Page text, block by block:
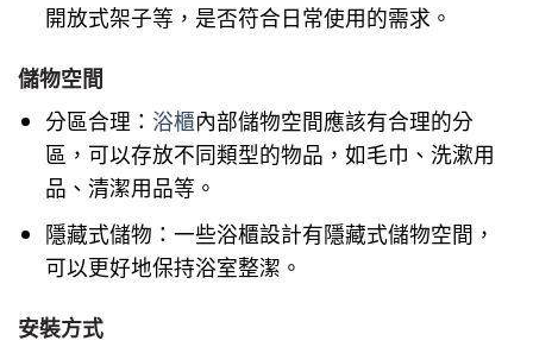
開放式架子等，是否符合日常使用的需求。
儲物空間
分區合理： 浴櫃內部儲物空間應該有合理的分
區，可以存放不同類型的物品，如毛巾、洗漱用
品、清潔用品等。
隱藏式儲物：一些浴櫃設計有隱藏式儲物空間，
可以更好地保持浴室整潔。
安裝方式